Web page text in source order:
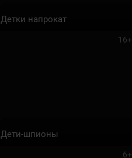
Детки напрокат
16+
Дети-шпионы
6+